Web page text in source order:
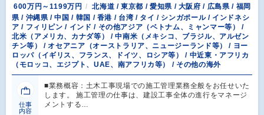
600万円～1199万円
北海道 / 東京都 / 愛知県 / 大阪府 / 広島県 / 福岡
県 / 沖縄県 / 中国 / 韓国 / 香港 / 台湾 / タイ / シンガポール / インドネシ
ア / フィリピン / インド / その他アジア（ベトナム、ミャンマー等） /
北米（アメリカ、カナダ等） / 中南米（メキシコ、ブラジル、アルゼン
チン等） / オセアニア（オーストラリア、ニュージーランド等） / ヨー
ロッパ（イギリス、フランス、ドイツ、ロシア等） / 中近東・アフリカ
（モロッコ、エジプト、UAE、南アフリカ等） / その他の海外
仕事
内容
■業務概容：土木工事現場での施工管理業務全般をお任せいた
します。 施工管理の仕事は、建設工事全体の進行をマネージ
メントする…